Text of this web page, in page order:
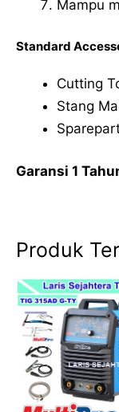
Mampu
Standard
Cutting
Stang
Garansi 1
Produk